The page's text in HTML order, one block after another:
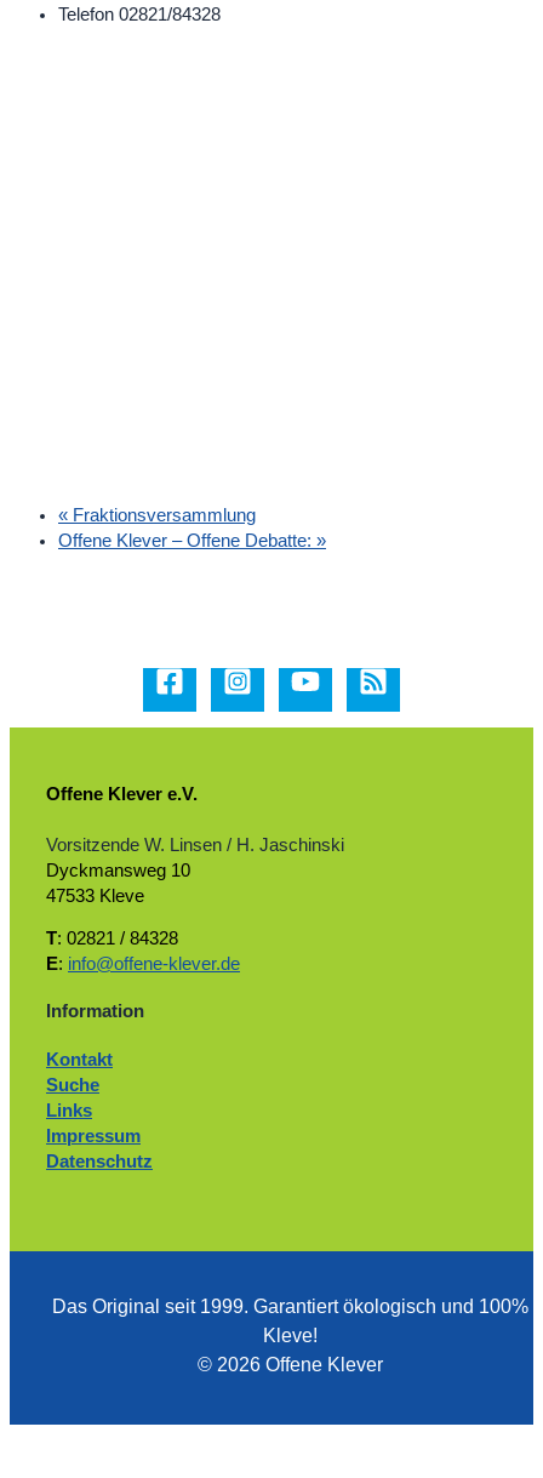
Telefon 02821/84328
« Fraktionsversammlung
Offene Klever – Offene Debatte: »
Offene Klever e.V.
Vorsitzende W. Linsen / H. Jaschinski
Dyckmansweg 10
47533 Kleve
T: 02821 / 84328
E: info@offene-klever.de
Information
Kontakt
Suche
Links
Impressum
Datenschutz
Das Original seit 1999. ­Garantiert ökologisch und 100%
Kleve!
© 2026 Offene Klever